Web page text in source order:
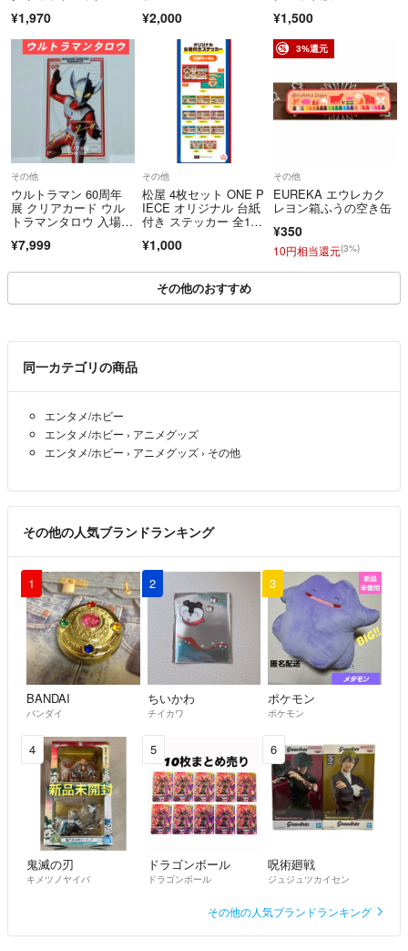
¥1,970 ¥2,000 ¥1,500
その他
ウルトラマン 60周年
展 クリアカード ウル
トラマンタロウ 入場特
¥7,999
その他
松屋 4枚セット ONE P
IECE オリジナル 台紙
付き ステッカー 全12
¥1,000
3%還元
その他
EUREKA エウレカク
レヨン箱ふうの空き缶
¥350
10円相当還元(3%)
その他のおすすめ
同一カテゴリの商品
エンタメ/ホビー
エンタメ/ホビー › アニメグッズ
エンタメ/ホビー › アニメグッズ › その他
その他の人気ブランドランキング
1
BANDAI
バンダイ
2
ちいかわ
チイカワ
3
ポケモン
ポケモン
4
鬼滅の刃
キメツノヤイバ
5
ドラゴンボール
ドラゴンボール
6
呪術廻戦
ジュジュツカイセン
その他の人気ブランドランキング